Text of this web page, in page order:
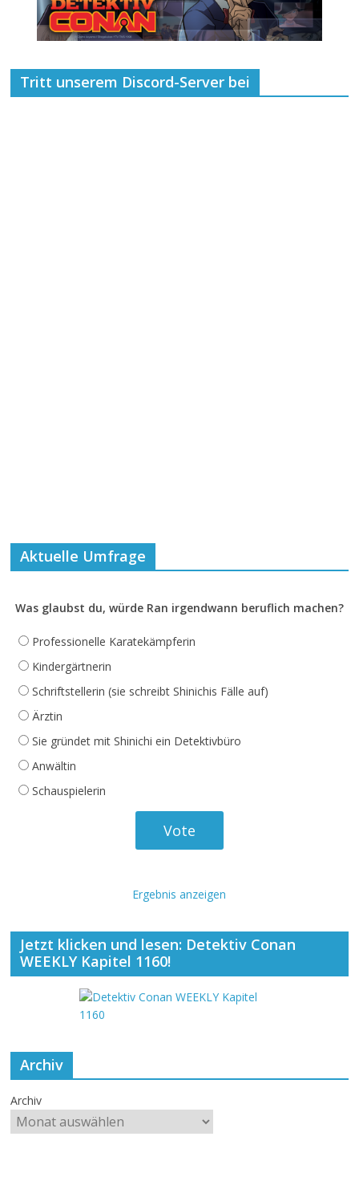
Tritt unserem Discord-Server bei
Aktuelle Umfrage
Was glaubst du, würde Ran irgendwann beruflich machen?
Professionelle Karatekämpferin
Kindergärtnerin
Schriftstellerin (sie schreibt Shinichis Fälle auf)
Ärztin
Sie gründet mit Shinichi ein Detektivbüro
Anwältin
Schauspielerin
Ergebnis anzeigen
Jetzt klicken und lesen: Detektiv Conan
WEEKLY Kapitel 1160!
Archiv
Archiv